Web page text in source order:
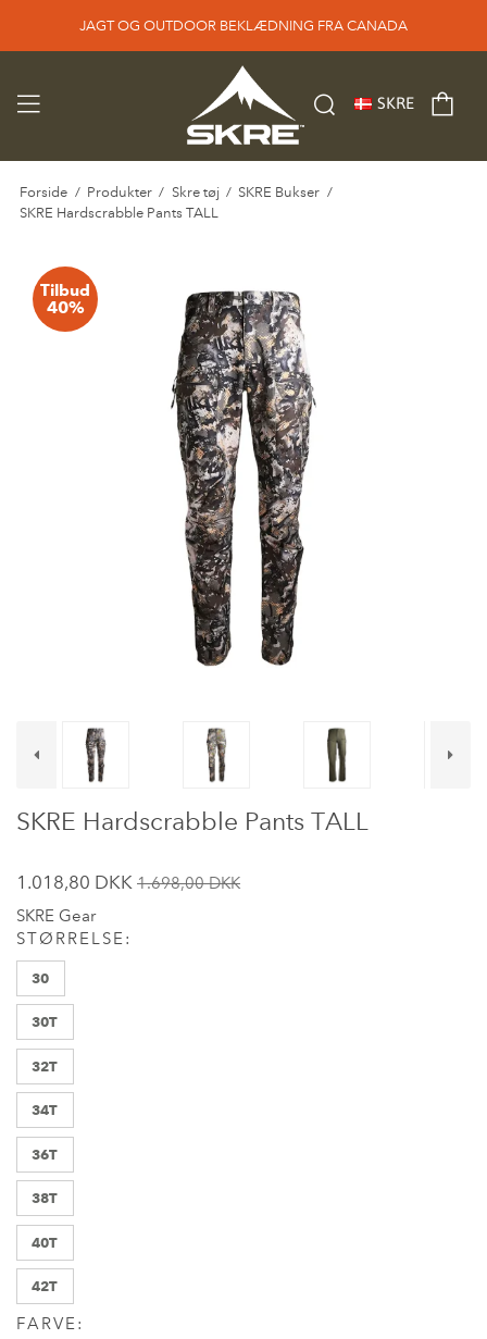
JAGT OG OUTDOOR BEKLÆDNING FRA CANADA
SKRE
Forside / Produkter / Skre tøj / SKRE Bukser /
SKRE Hardscrabble Pants TALL
Tilbud
40%
SKRE Hardscrabble Pants TALL
1.018,80 DKK 1.698,00 DKK
SKRE Gear
STØRRELSE:
30
30T
32T
34T
36T
38T
40T
42T
FARVE: